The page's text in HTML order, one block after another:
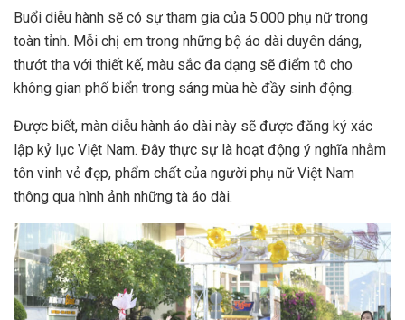
Buổi diễu hành sẽ có sự tham gia của 5.000 phụ nữ trong
toàn tỉnh. Mỗi chị em trong những bộ áo dài duyên dáng,
thướt tha với thiết kế, màu sắc đa dạng sẽ điểm tô cho
không gian phố biển trong sáng mùa hè đầy sinh động.
Được biết, màn diễu hành áo dài này sẽ được đăng ký xác
lập kỷ lục Việt Nam. Đây thực sự là hoạt động ý nghĩa nhằm
tôn vinh vẻ đẹp, phẩm chất của người phụ nữ Việt Nam
thông qua hình ảnh những tà áo dài.